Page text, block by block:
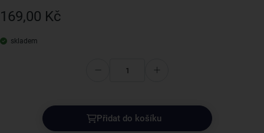
169,00 Kč
skladem
Přidat do košíku